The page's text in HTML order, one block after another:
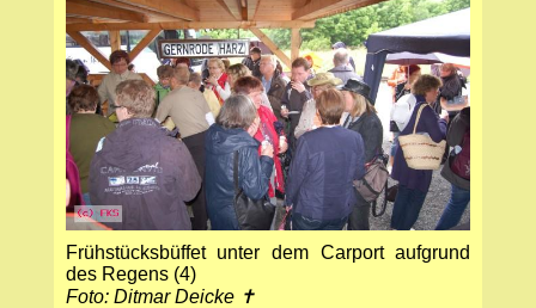
Frühstücksbüffet unter dem Carport aufgrund
des Regens (4)
Foto: Ditmar Deicke ✝